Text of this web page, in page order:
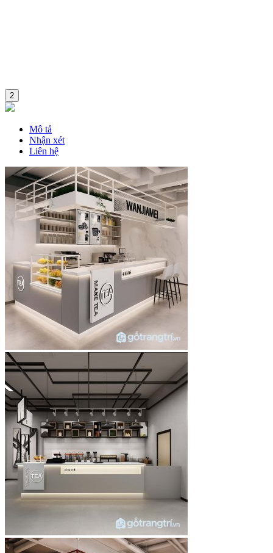
2
Mô tả
Nhận xét
Liên hệ